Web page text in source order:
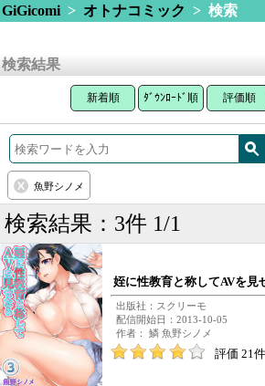
GiGicomi> オトナコミック > 検索
検索結果
新着順 ﾀﾞｳﾝﾛｰﾄﾞ順 評価順
魚野シノメ
検索結果：3件 1/1
姪に性教育と称してAVを見
出版社：スクリーモ
配信開始日：2013-10-05
作者： 鱗 魚野シノメ
評価 21件